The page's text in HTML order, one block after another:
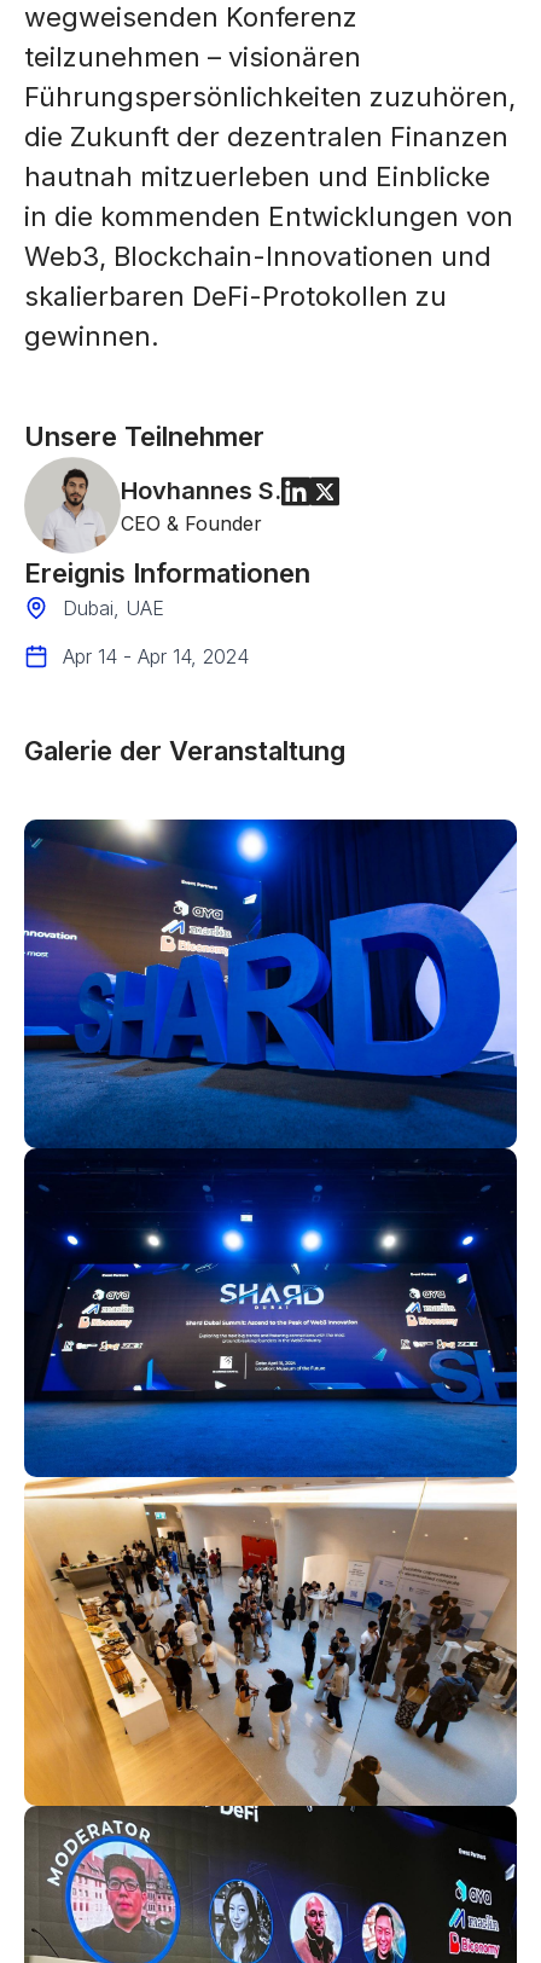
wegweisenden Konferenz
teilzunehmen – visionären
Führungspersönlichkeiten zuzuhören,
die Zukunft der dezentralen Finanzen
hautnah mitzuerleben und Einblicke
in die kommenden Entwicklungen von
Web3, Blockchain-Innovationen und
skalierbaren DeFi-Protokollen zu
gewinnen.
Unsere Teilnehmer
Hovhannes S.
CEO & Founder
Ereignis Informationen
Dubai, UAE
Apr 14 - Apr 14, 2024
Galerie der Veranstaltung